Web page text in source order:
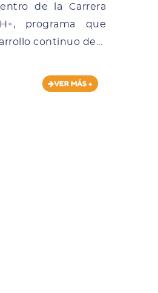
de la Carrera
programa que
continuo de...
VER MÁS +